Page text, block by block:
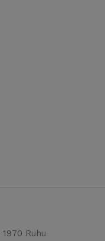
1970 Ruhu